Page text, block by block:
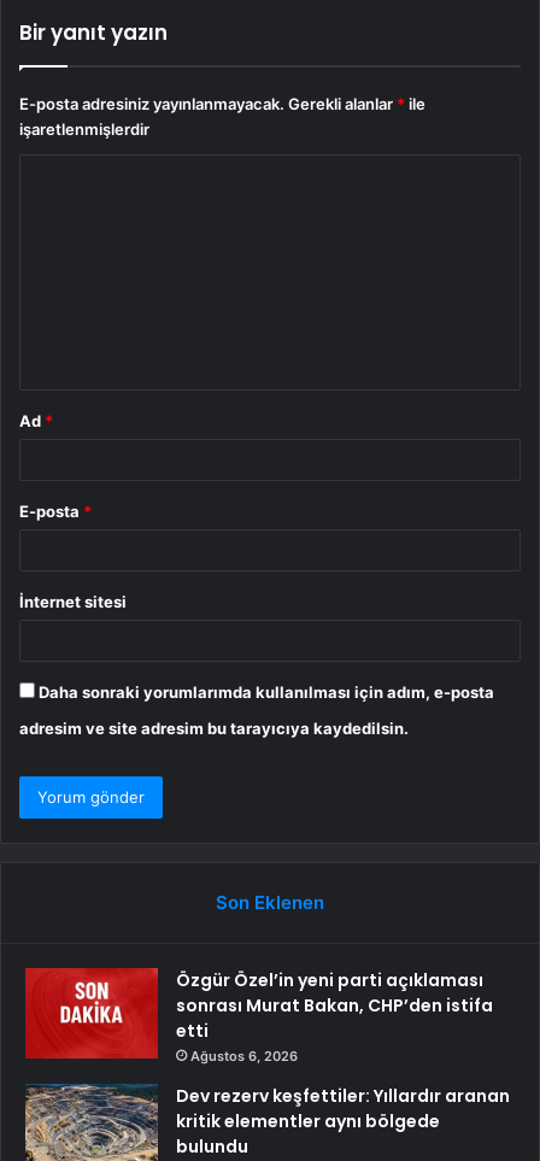
Bir yanıt yazın
E-posta adresiniz yayınlanmayacak. Gerekli alanlar * ile
işaretlenmişlerdir
Ad *
E-posta *
İnternet sitesi
Daha sonraki yorumlarımda kullanılması için adım, e-posta
adresim ve site adresim bu tarayıcıya kaydedilsin.
Son Eklenen
Özgür Özel’in yeni parti açıklaması
sonrası Murat Bakan, CHP’den istifa
etti
Ağustos 6, 2026
Dev rezerv keşfettiler: Yıllardır aranan
kritik elementler aynı bölgede
bulundu